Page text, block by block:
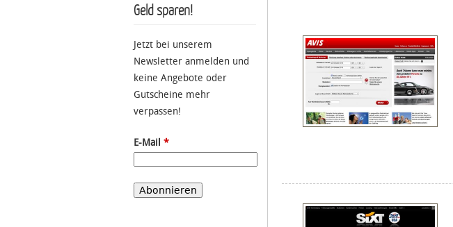
Geld sparen!
Jetzt bei unserem
Newsletter anmelden und
keine Angebote oder
Gutscheine mehr
verpassen!
E-Mail *